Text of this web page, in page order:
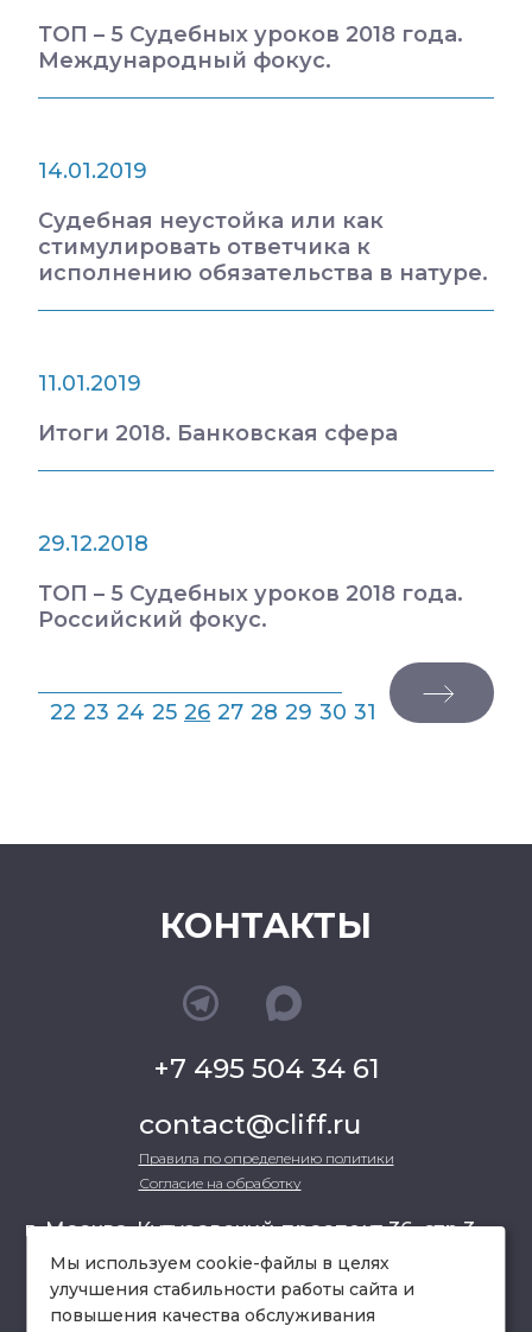
ТОП – 5 Судебных уроков 2018 года.
Международный фокус.
14.01.2019
Судебная неустойка или как
стимулировать ответчика к
исполнению обязательства в натуре.
11.01.2019
Итоги 2018. Банковская сфера
29.12.2018
ТОП – 5 Судебных уроков 2018 года.
Российский фокус.
22 23 24 25 26 27 28 29 30 31
КОНТАКТЫ
+7 495 504 34 61
contact@cliff.ru
Правила по определению политики
Согласие на обработку
г. Москва, Кутузовский проспект 36, стр.3 ,
офис 301
Мы используем cookie-файлы в целях
улучшения стабильности работы сайта и
повышения качества обслуживания